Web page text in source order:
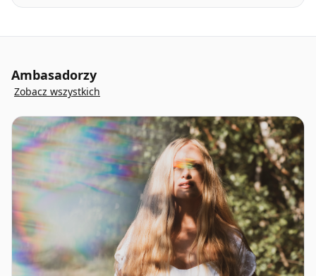
Ambasadorzy
Zobacz wszystkich